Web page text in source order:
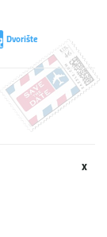
Dvorište
x